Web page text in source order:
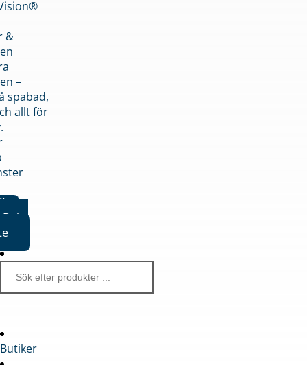
&
–
spabad,
allt för
Boka
Butiker